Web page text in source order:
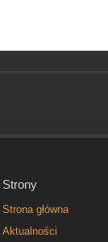
Strony
Strona główna
Aktualności